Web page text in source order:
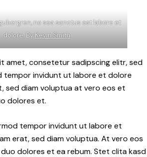
no sea sanctus est labore et
dolore. ByKevin Smith
amet, consetetur sadipscing elitr, sed
tempor invidunt ut labore et dolore
sed diam voluptua at vero eos et
dolores et.
tempor invidunt ut labore et
erat, sed diam voluptua. At vero eos
dolores et ea rebum. Stet clita kasd